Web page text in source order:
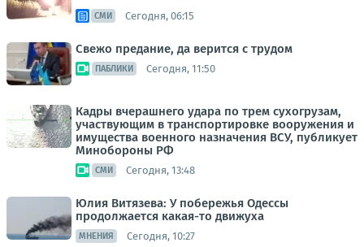
СМИ Сегодня, 06:15
Свежо предание, да верится с трудом
ПАБЛИКИ Сегодня, 11:50
Кадры вчерашнего удара по трем сухогрузам,
участвующим в транспортировке вооружения и
имущества военного назначения ВСУ, публикует
Минобороны РФ
СМИ Сегодня, 13:48
Юлия Витязева: У побережья Одессы
продолжается какая-то движуха
МНЕНИЯ Сегодня, 10:27